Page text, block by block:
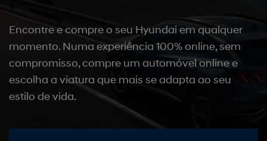
Encontre e compre o seu Hyundai em qualquer
momento. Numa experiência 100% online, sem
compromisso, compre um automóvel online e
escolha a viatura que mais se adapta ao seu
estilo de vida.